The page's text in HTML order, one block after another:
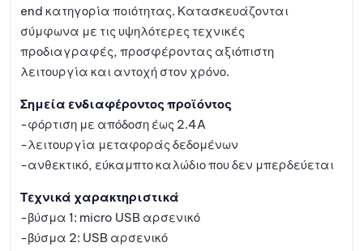
end κατηγορία ποιότητας. Κατασκευάζονται
σύμφωνα με τις υψηλότερες τεχνικές
προδιαγραφές, προσφέροντας αξιόπιστη
λειτουργία και αντοχή στον χρόνο.
Σημεία ενδιαφέροντος προϊόντος
-φόρτιση με απόδοση έως 2.4A
-λειτουργία μεταφοράς δεδομένων
-ανθεκτικό, εύκαμπτο καλώδιο που δεν μπερδεύεται
Τεχνικά χαρακτηριστικά
-βύσμα 1: micro USB αρσενικό
-βύσμα 2: USB αρσενικό